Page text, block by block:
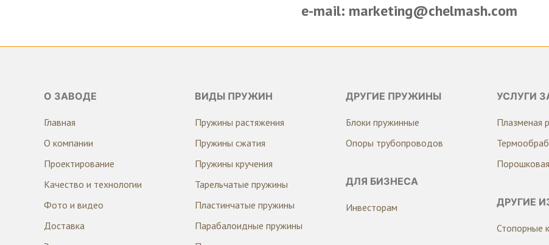
e-mail: marketing@chelmash.com
О ЗАВОДЕ
Главная
О компании
Проектирование
Качество и технологии
Фото и видео
Доставка
ВИДЫ ПРУЖИН
Пружины растяжения
Пружины сжатия
Пружины кручения
Тарельчатые пружины
Пластинчатые пружины
Парабалоидные пружины
ДРУГИЕ ПРУЖИНЫ
Блоки пружинные
Опоры трубопроводов
ДЛЯ БИЗНЕСА
Инвесторам
УСЛУГИ
Плазменая
ДРУГИЕ
Стопорные